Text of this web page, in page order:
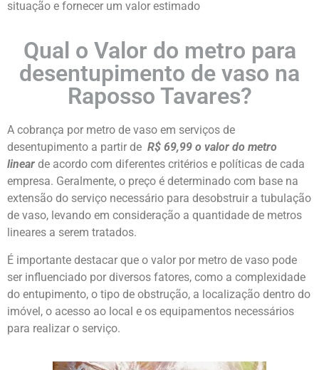
situação e fornecer um valor estimado
Qual o Valor do metro para
desentupimento de vaso na
Raposso Tavares?
A cobrança por metro de vaso em serviços de
desentupimento a partir de R$ 69,99 o valor do metro
linear de acordo com diferentes critérios e políticas de cada
empresa. Geralmente, o preço é determinado com base na
extensão do serviço necessário para desobstruir a tubulação
de vaso, levando em consideração a quantidade de metros
lineares a serem tratados.
É importante destacar que o valor por metro de vaso pode
ser influenciado por diversos fatores, como a complexidade
do entupimento, o tipo de obstrução, a localização dentro do
imóvel, o acesso ao local e os equipamentos necessários
para realizar o serviço.